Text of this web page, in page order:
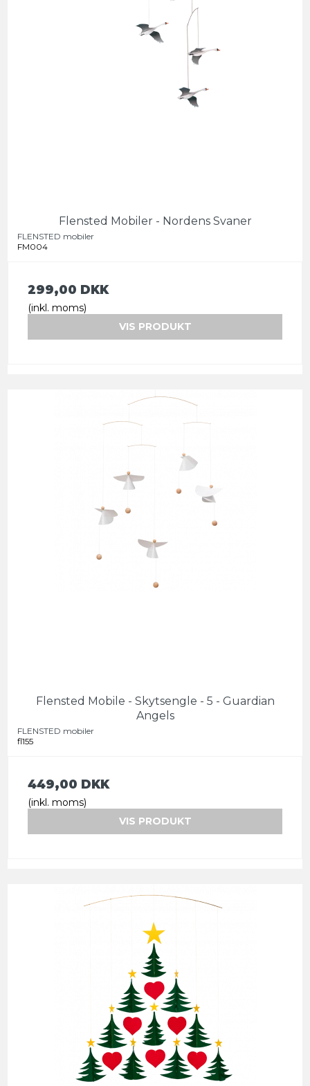
Flensted Mobiler - Nordens Svaner
FLENSTED mobiler
FM004
299,00 DKK
(inkl. moms)
VIS PRODUKT
Flensted Mobile - Skytsengle - 5 - Guardian
Angels
FLENSTED mobiler
fl155
449,00 DKK
(inkl. moms)
VIS PRODUKT